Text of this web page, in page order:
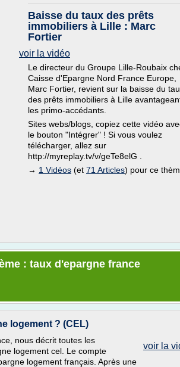
Baisse du taux des prêts
immobiliers à Lille : Marc
Fortier
voir la vidéo
Le directeur du Groupe Lille-Roubaix
Caisse d'Epargne Nord France Europe,
Marc Fortier, revient sur la baisse du
des prêts immobiliers à Lille
les primo-accédants.
Sites webs/blogs, copiez cette vidéo
le bouton "Intégrer" ! Si vous voulez
télécharger, allez sur
http://myreplay.tv/v/geTe8elG .
→ 1 Vidéos (et 71 Articles) pour ce
: taux d'epargne france
logement ? (CEL)
voir la
nous décrit toutes les
logement cel. Le compte
logement français. Après une